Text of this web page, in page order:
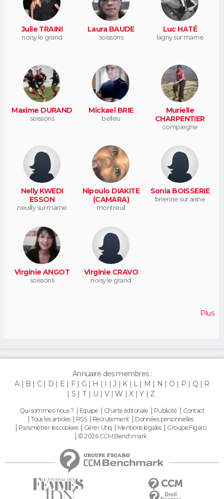
Julie TRAINI
noisy le grand
Laura BAUDE
soissons
Luc HATÉ
lagny sur marne
Maxime DURAND
soissons
Mickael BRIE
belleu
Murielle
CHARPENTIER
compiegne
Nelly KWEDI
ESSON
neuilly sur marne
Nipoulo DIAKITE
(CAMARA)
montreuil
Sonia BOISSERIE
brienne sur aisne
Virginie ANGOT
soissons
Virginie CRAVO
noisy le grand
Plus
Annuaire des membres :
A
B C D E F G H I J K L M N O P Q
R
S
T U V W X Y Z
Qui sommes-nous ? Equipe Charte éditoriale Publicité
Contact
Tous les articles
RSS Recrutement
Données personnelles
Paramétrer les cookies
Gérer Utiq Mentions légales
Groupe Figaro
© 2026 CCM Benchmark